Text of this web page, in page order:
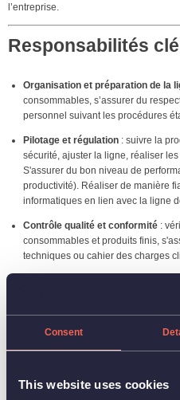
Consent
This website uses cookies
l’entreprise.
Responsabilités
Organisation et préparation de la
consommables, s’assurer du
personnel suivant les procédures
Pilotage et régulation : suivre la
sécurité, ajuster la ligne, réaliser
S'assurer du bon niveau de
productivité). Réaliser de manière
informatiques en lien avec la ligne
Contrôle qualité et conformité :
consommables et produits finis,
techniques ou cahier des charges
anomalies, collaborer de manière
l'entreprise. Etre force de
Accompagnement et formation: